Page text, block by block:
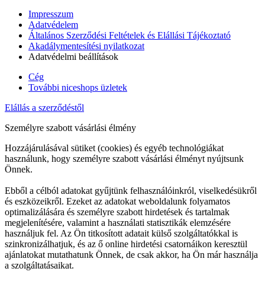
Impresszum
Adatvédelem
Általános Szerződési Feltételek és Elállási Tájékoztató
Akadálymentesítési nyilatkozat
Adatvédelmi beállítások
Cég
További niceshops üzletek
Elállás a szerződéstől
Személyre szabott vásárlási élmény
Hozzájárulásával sütiket (cookies) és egyéb technológiákat
használunk, hogy személyre szabott vásárlási élményt nyújtsunk
Önnek.
Ebből a célból adatokat gyűjtünk felhasználóinkról, viselkedésükről
és eszközeikről. Ezeket az adatokat weboldalunk folyamatos
optimalizálására és személyre szabott hirdetések és tartalmak
megjelenítésére, valamint a használati statisztikák elemzésére
használjuk fel. Az Ön titkosított adatait külső szolgáltatókkal is
szinkronizálhatjuk, és az ő online hirdetési csatornáikon keresztül
ajánlatokat mutathatunk Önnek, de csak akkor, ha Ön már használja
a szolgáltatásaikat.